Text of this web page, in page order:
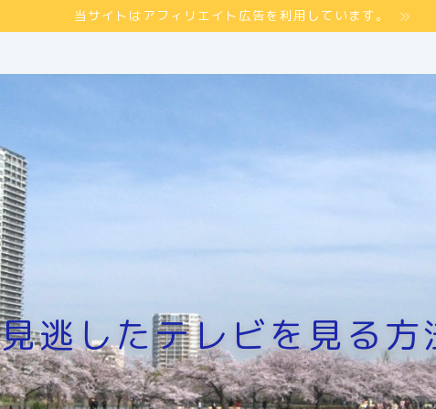
当サイトはアフィリエイト広告を利用しています。
見逃したテレビを見る方